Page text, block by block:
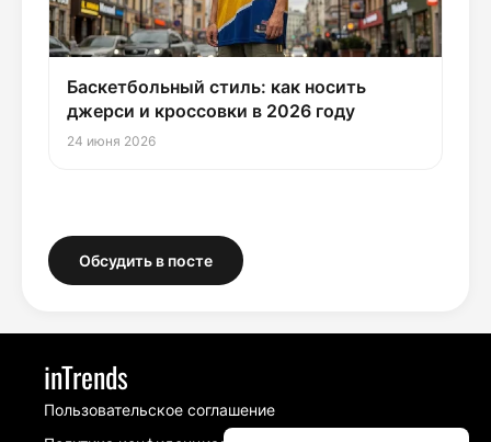
Баскетбольный стиль: как носить
джерси и кроссовки в 2026 году
24 июня 2026
Обсудить в посте
inTrends
Пользовательское соглашение